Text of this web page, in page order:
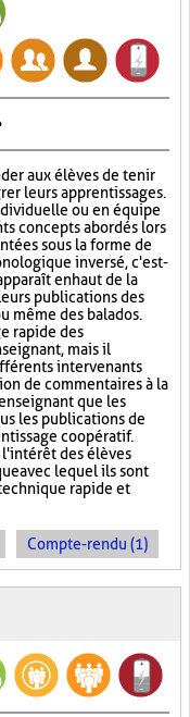
aux élèves de tenir
leurs apprentissages.
ou en équipe
concepts abordés lors
sous la forme de
inversé, c'est-
en haut de la
publications des
même des balados.
rapide des
mais il
intervenants
de commentaires à la
que les
les publications de
coopératif.
des élèves
avec lequel ils sont
rapide et
Compte-rendu (1)